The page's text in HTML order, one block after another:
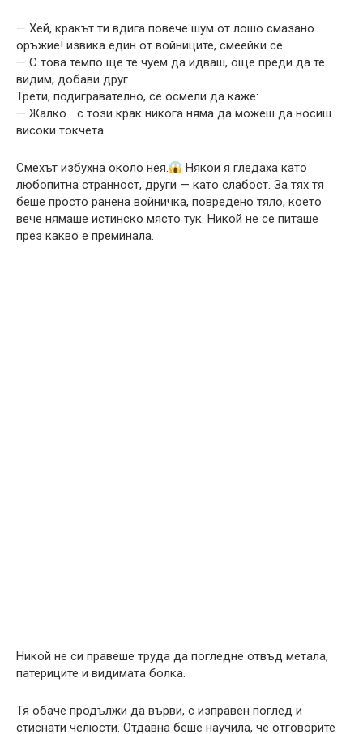
— Хей, кракът ти вдига повече шум от лошо смазано
оръжие! извика един от войниците, смеейки се.
— С това темпо ще те чуем да идваш, още преди да те
видим, добави друг.
Трети, подигравателно, се осмели да каже:
— Жалко… с този крак никога няма да можеш да носиш
високи токчета.
Смехът избухна около нея.
Някои я гледаха като
любопитна странност, други — като слабост. За тях тя
беше просто ранена войничка, повредено тяло, което
вече нямаше истинско място тук. Никой не се питаше
през какво е преминала.
Никой не си правеше труда да погледне отвъд метала,
патериците и видимата болка.
Тя обаче продължи да върви, с изправен поглед и
стиснати челюсти. Отдавна беше научила, че отговорите